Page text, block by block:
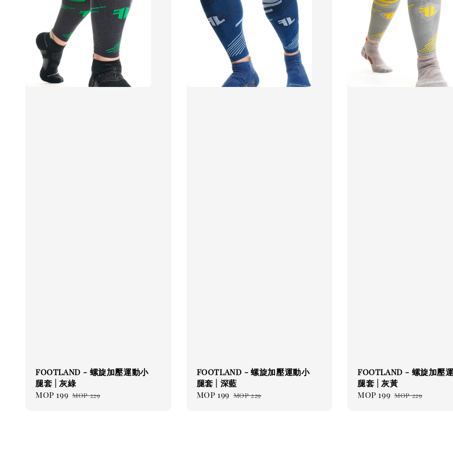
FOOTLAND - 螺旋加壓運動小
腿套 | 灰綠
Sale
MOP 199 Regular
MOP 229
FOOTLAND - 螺旋加壓運動小
腿套 | 深藍
Sale
MOP 199 Regular
MOP 229
FOOTLAND - 螺旋加壓
腿套 | 灰黃
Sale
MOP 199 Regular
MOP 229